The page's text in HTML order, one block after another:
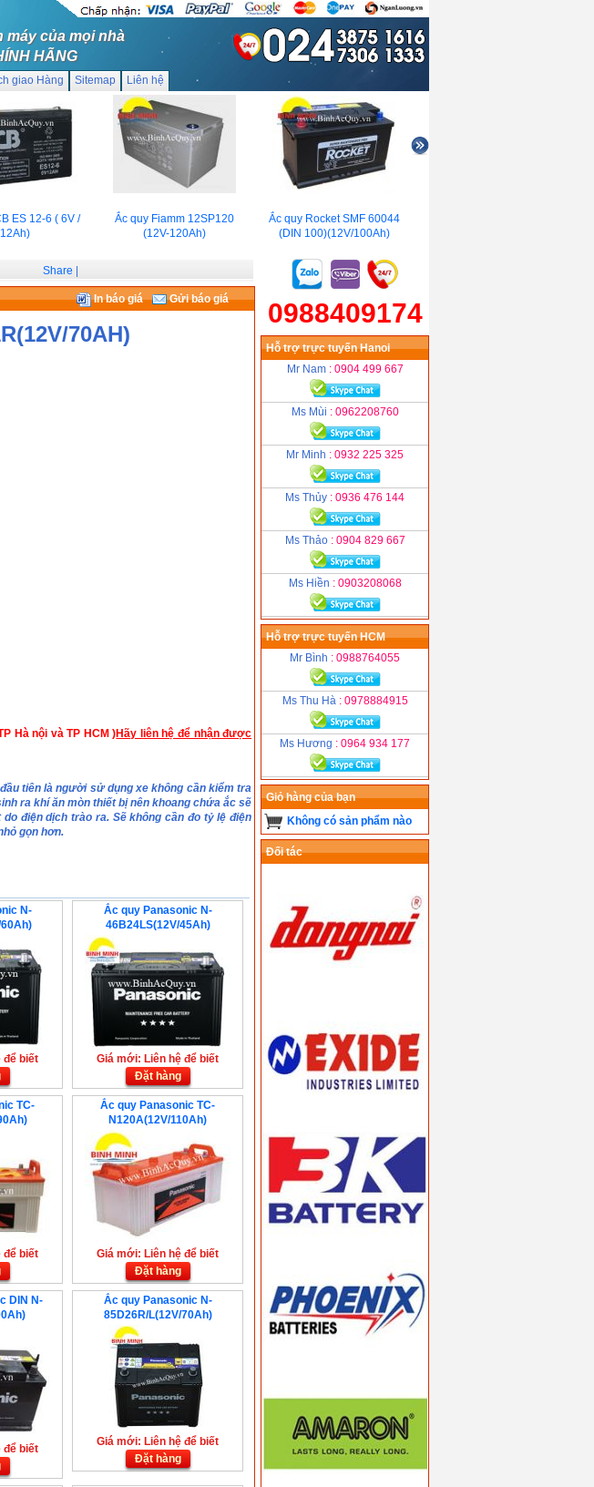
máy của mọi nhà
HÃNG
giao Hàng Sitemap Liên hệ
ES 12-6 ( 6V /
Ắc quy Fiamm 12SP120
(12V-120Ah)
Ắc quy Rocket SMF 60044
(DIN 100)(12V/100Ah)
Share
In báo giá Gửi báo giá
70AH)
Hà nội và TP HCM )Hãy liên hệ để nhận được
tiên là người sử dụng xe không cần kiểm tra
ra khí ăn mòn thiết bị nên khoang chứa ắc sẽ
điện dịch trào ra. Sẽ không cần đo tỷ lệ điện
gọn hơn.
N-
để biết
Ắc quy Panasonic N-
46B24LS(12V/45Ah)
Giá mới: Liên hệ để biết
Đặt hàng
TC-
để biết
Ắc quy Panasonic TC-
N120A(12V/110Ah)
Giá mới: Liên hệ để biết
Đặt hàng
DIN N-
để biết
Ắc quy Panasonic N-
85D26R/L(12V/70Ah)
Giá mới: Liên hệ để biết
Đặt hàng
0988409174
Hỗ trợ trực tuyến Hanoi
Mr Nam : 0904 499 667
Ms Mùi : 0962208760
Mr Minh : 0932 225 325
Ms Thủy : 0936 476 144
Ms Thảo : 0904 829 667
Ms Hiền : 0903208068
Hỗ trợ trực tuyến HCM
Mr Bình : 0988764055
Ms Thu Hà : 0978884915
Ms Hương : 0964 934 177
Giỏ hàng của bạn
Không có sản phẩm nào
Đối tác